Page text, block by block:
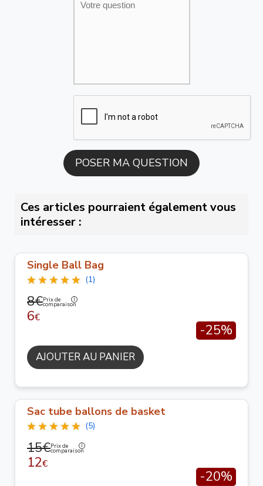
Ces articles pourraient également vous
intéresser :
Single Ball Bag
(1)
8€Prix de
comparaison
6€
-25%
AJOUTER AU PANIER
Sac tube ballons de basket
(5)
15€Prix de
comparaison
12€
-20%